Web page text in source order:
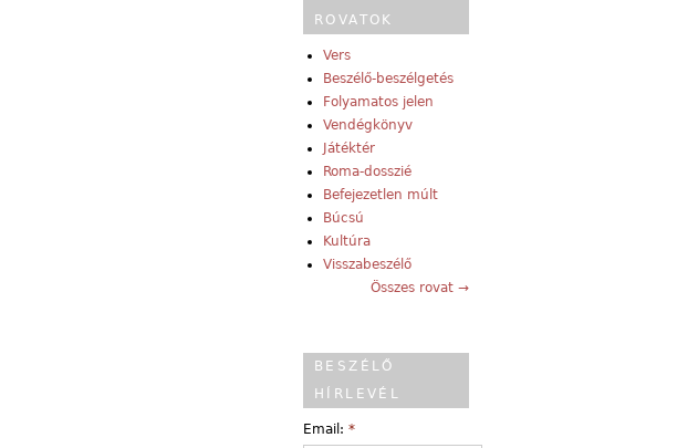
ROVATOK
Vers
Beszélő-beszélgetés
Folyamatos jelen
Vendégkönyv
Játéktér
Roma-dosszié
Befejezetlen múlt
Búcsú
Kultúra
Visszabeszélő
Összes rovat →
BESZÉLŐ
HÍRLEVÉL
Email: *